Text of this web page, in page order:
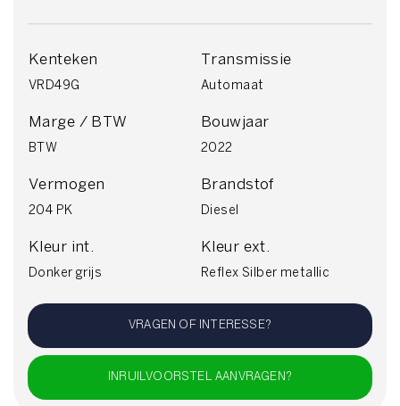
Kenteken
VRD49G
Transmissie
Automaat
Marge / BTW
BTW
Bouwjaar
2022
Vermogen
204 PK
Brandstof
Diesel
Kleur int.
Donker grijs
Kleur ext.
Reflex Silber metallic
VRAGEN OF INTERESSE?
INRUILVOORSTEL AANVRAGEN?